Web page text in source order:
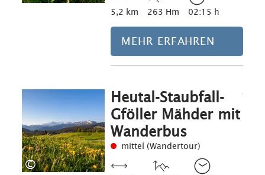
5,2 km 263 Hm 02:15 h
MEHR ERFAHREN
©
Heutal-Staubfall-
Gföller Mähder mit
Wanderbus
mittel (Wandertour)